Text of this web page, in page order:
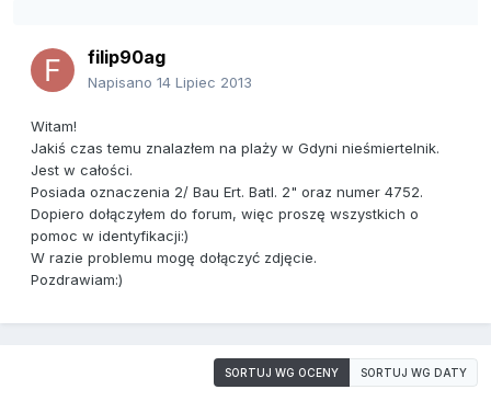
filip90ag
Napisano 14 Lipiec 2013
Witam!
Jakiś czas temu znalazłem na plaży w Gdyni nieśmiertelnik.
Jest w całości.
Posiada oznaczenia 2/ Bau Ert. Batl. 2" oraz numer 4752.
Dopiero dołączyłem do forum, więc proszę wszystkich o
pomoc w identyfikacji:)
W razie problemu mogę dołączyć zdjęcie.
Pozdrawiam:)
SORTUJ WG OCENY SORTUJ WG DATY